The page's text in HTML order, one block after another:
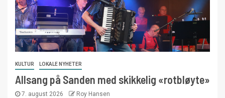
KULTUR LOKALE NYHETER
Allsang på Sanden med skikkelig «rotbløyte»
7. august 2026 Roy Hansen